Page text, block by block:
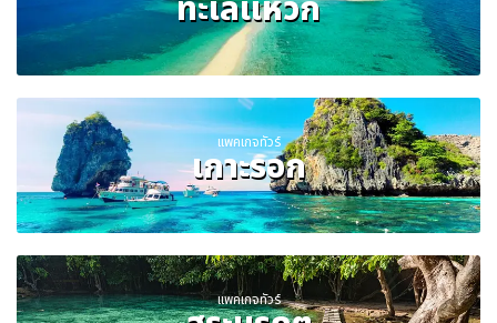
แพคเกจทัวร์
เกาะรอก
แพคเกจทัวร์